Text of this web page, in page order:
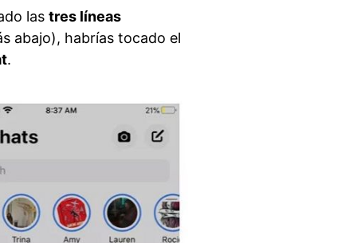
las tres líneas
abajo), habrías tocado el
.